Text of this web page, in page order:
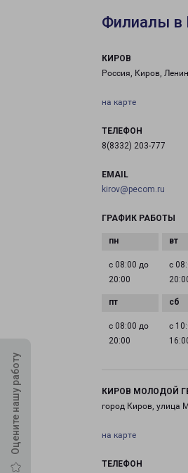
Оцените нашу работу
Филиалы в
КИРОВ
Россия, Киров,
на карте
ТЕЛЕФОН
8(8332) 203-777
EMAIL
kirov@pecom.ru
ГРАФИК РАБОТЫ
с 08:00 до
20:00
с
с 08:00 до
20:00
с
КИРОВ МОЛОДОЙ
город Киров, улица
на карте
ТЕЛЕФОН